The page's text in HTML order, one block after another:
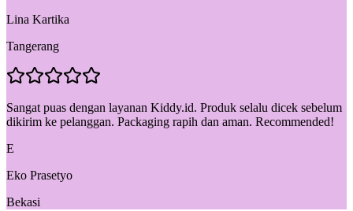
Lina Kartika
Tangerang
Sangat puas dengan layanan Kiddy.id. Produk selalu dicek sebelum
dikirim ke pelanggan. Packaging rapih dan aman. Recommended!
E
Eko Prasetyo
Bekasi